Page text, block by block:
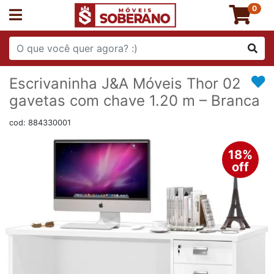
0
Escrivaninha J&A Móveis Thor 02
gavetas com chave 1.20 m – Branca
cod: 884330001
18%
off